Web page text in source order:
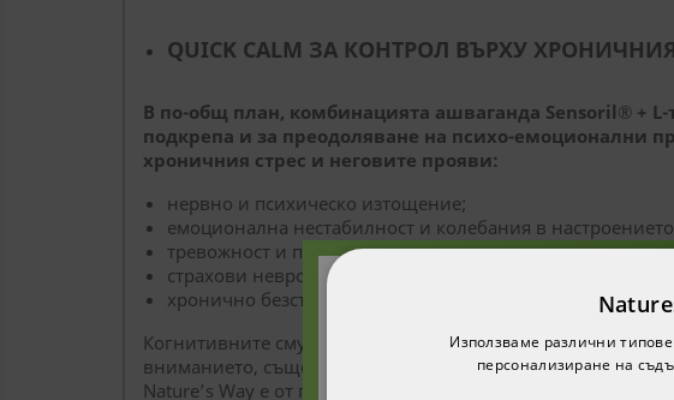
QUICK CALM ЗА КОНТРОЛ ВЪРХУ
В по-общ план, комбинацията ашваганда Sensoril® + L-
подкрепа и за преодоляване на психо-емоционални
хроничния стрес и неговите прояви:
нервно и психическо изтощение;
емоционална нестабилност и колебания в
тревожност и панически атаки;
страхови неврози;
хронично безсъние и др.
Когнитивните смущения, засягащи паметта и/или
вниманието, също може да са резултат от дистрес, но
Nature’s Way е от полза и в тези случаи.
Абонирайте се за
получите 10%
Използваме различни
персонализиране на